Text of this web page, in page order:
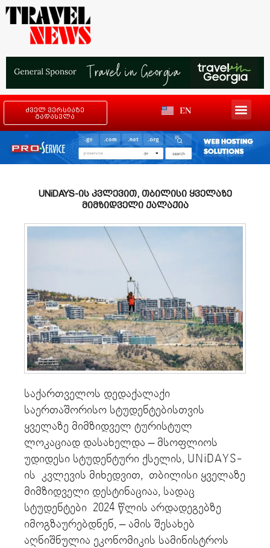
ძველ ვერსიაზე
გადასვლა
EN
UNiDAYS-ის კვლევით, თბილისი ყველაზე
მიმზიდველი ქალაქია
საქართველოს დედაქალაქი
საერთაშორისო სტუდენტებისთვის
ყველაზე მიმზიდველ ტურისტულ
ლოკაციად დასახელდა – მსოფლიოს
უდიდესი სტუდენტური ქსელის, UNiDAYS-
ის კვლევის მიხედვით, თბილისი ყველაზე
მიმზიდველი დესტინაციაა, სადაც
სტუდენტები 2024 წლის არდადეგებზე
იმოგზაურებდნენ, – ამის შესახებ
აღნიშნულია ეკონომიკის სამინისტროს